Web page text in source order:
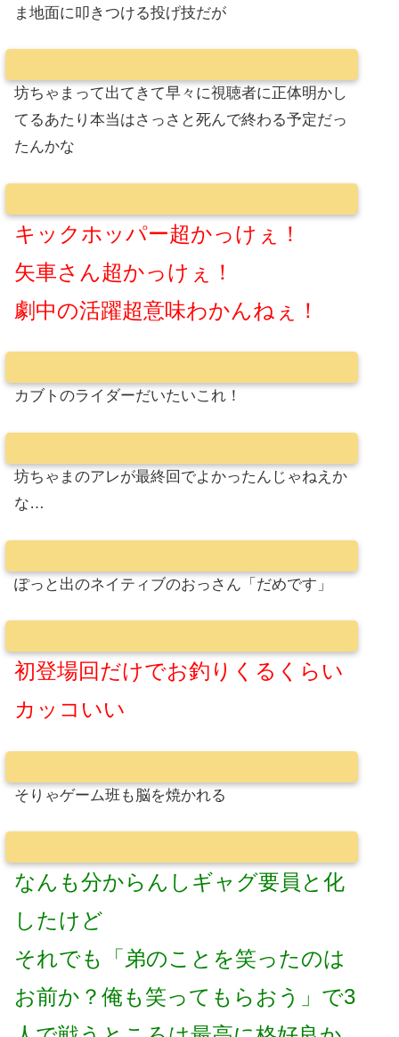
ま地面に叩きつける投げ技だが
坊ちゃまって出てきて早々に視聴者に正体明かし
てるあたり本当はさっさと死んで終わる予定だっ
たんかな
キックホッパー超かっけぇ！
矢車さん超かっけぇ！
劇中の活躍超意味わかんねぇ！
カブトのライダーだいたいこれ！
坊ちゃまのアレが最終回でよかったんじゃねえか
な…
ぽっと出のネイティブのおっさん「だめです」
初登場回だけでお釣りくるくらい
カッコいい
そりゃゲーム班も脳を焼かれる
なんも分からんしギャグ要員と化
したけど
それでも「弟のことを笑ったのは
お前か？俺も笑ってもらおう」で3